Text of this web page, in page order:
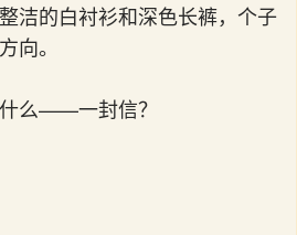
洁的白衬衫和深色长裤，个子
向。
么——一封信？